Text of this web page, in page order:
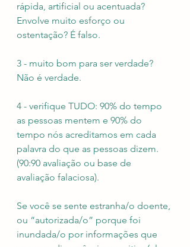
rápida, artificial ou acentuada?
Envolve muito esforço ou
ostentação? É falso.
3 - muito bom para ser verdade?
Não é verdade.
4 - verifique TUDO: 90% do tempo
as pessoas mentem e 90% do
tempo nós acreditamos em cada
palavra do que as pessoas dizem.
(90:90 avaliação ou base de
avaliação falaciosa).
Se você se sente estranha/o doente,
ou “autorizada/o” porque foi
inundada/o por informações que